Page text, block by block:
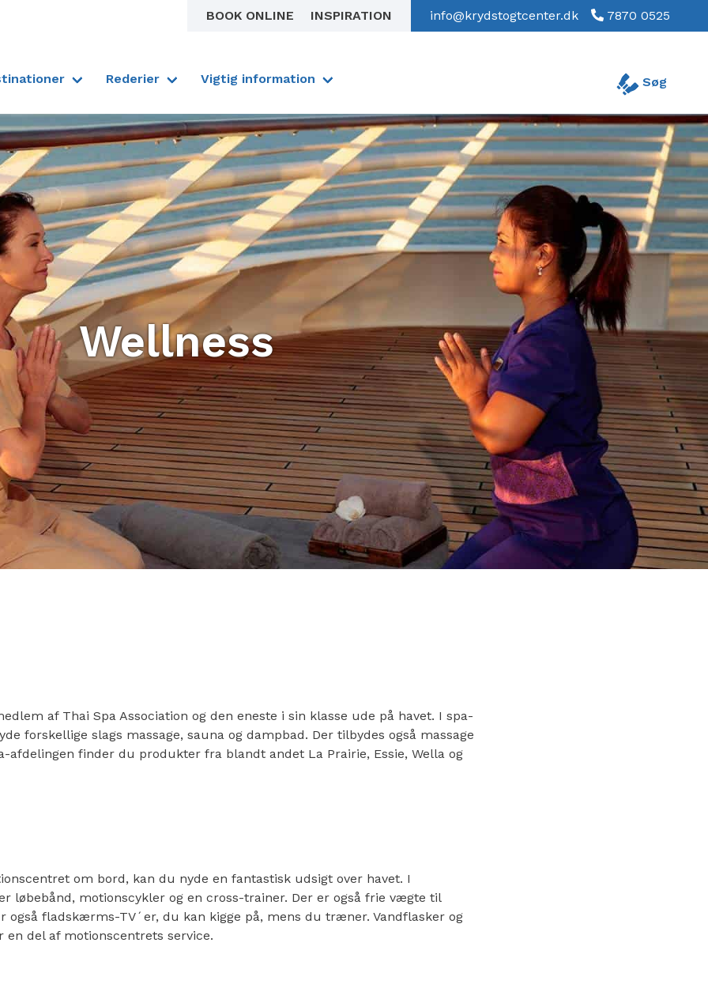
BOOK ONLINE INSPIRATION info@krydstogtcenter.dk 7870 0525
Rederier Vigtig information Søg
Wellness
af Thai Spa Association og den eneste i sin klasse ude på havet. I spa-
forskellige slags massage, sauna og dampbad. Der tilbydes også massage
afdelingen finder du produkter fra blandt andet La Prairie, Essie, Wella og
om bord, kan du nyde en fantastisk udsigt over havet. I
løbebånd, motionscykler og en cross-trainer. Der er også frie vægte til
også fladskærms-TV´er, du kan kigge på, mens du træner. Vandflasker og
del af motionscentrets service.